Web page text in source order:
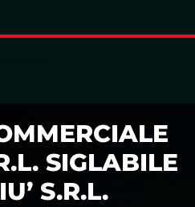
SIGLABILE
S.R.L.